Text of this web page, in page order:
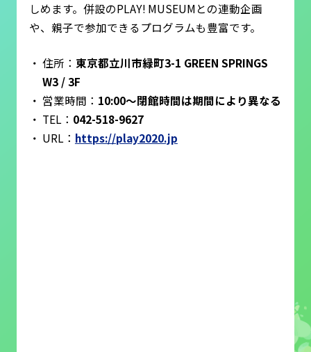
しめます。併設のPLAY! MUSEUMとの連動企画
や、親子で参加できるプログラムも豊富です。
住所： 東京都立川市緑町3-1 GREEN SPRINGS
W3 / 3F
営業時間： 10:00～閉館時間は期間により異なる
TEL： 042-518-9627
URL： https://play2020.jp